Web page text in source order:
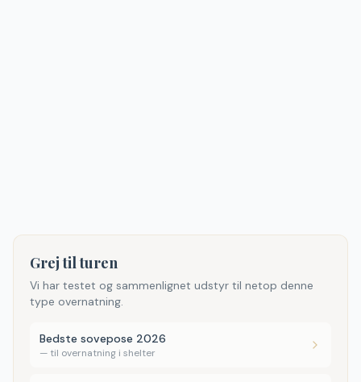
Grej til turen
Vi har testet og sammenlignet udstyr til netop denne
type overnatning.
Bedste sovepose 2026
— til overnatning i shelter